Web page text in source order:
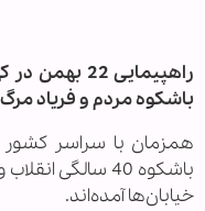
راهپیمایی
باشکوه مردم و فریاد مرگ
همزمان با سراسر
خیابان‌ها آمده‌اند.